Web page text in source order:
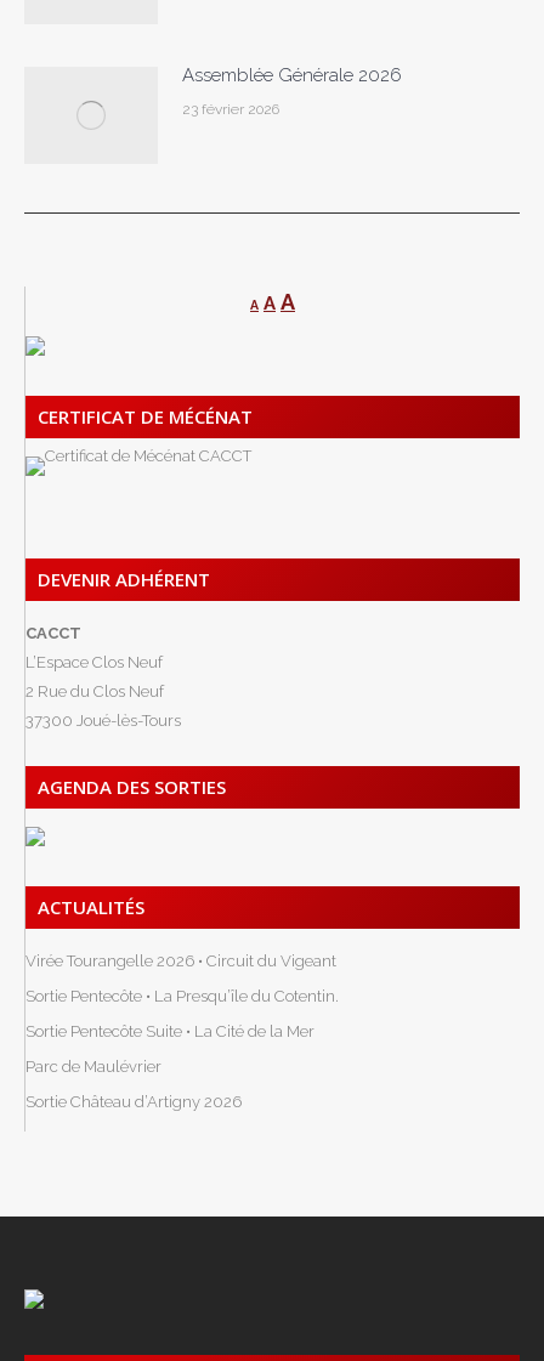
Assemblée Générale 2026
23 février 2026
A A A
CERTIFICAT DE MÉCÉNAT
DEVENIR ADHÉRENT
CACCT
L’Espace Clos Neuf
2 Rue du Clos Neuf
37300 Joué-lès-Tours
AGENDA DES SORTIES
ACTUALITÉS
Virée Tourangelle 2026 • Circuit du Vigeant
Sortie Pentecôte • La Presqu’île du Cotentin.
Sortie Pentecôte Suite • La Cité de la Mer
Parc de Maulévrier
Sortie Château d’Artigny 2026